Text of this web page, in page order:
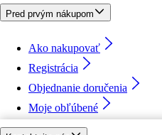
Pred prvým nákupom
Ako nakupovať
Registrácia
Objednanie doručenia
Moje obľúbené